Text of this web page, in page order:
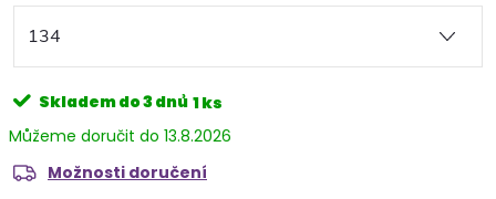
Skladem do 3 dnů 1 ks
13.8.2026
Možnosti doručení